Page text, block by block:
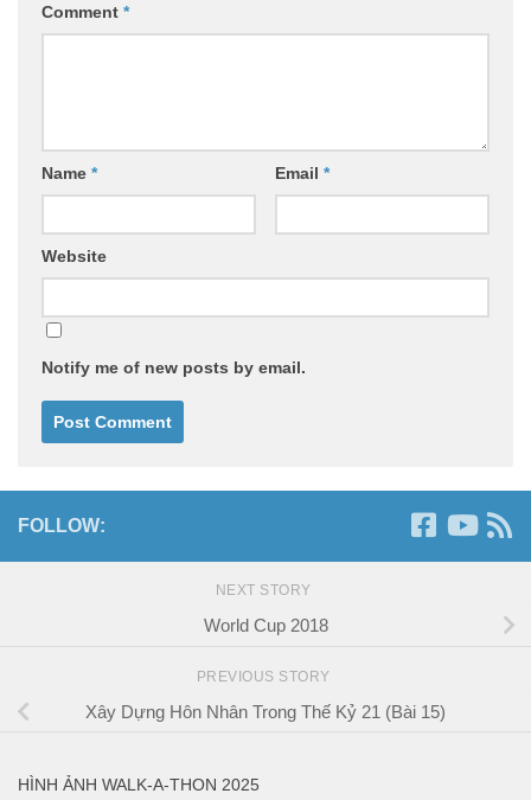
Comment *
Name * Email *
Website
Notify me of new posts by email.
FOLLOW:
NEXT STORY
World Cup 2018
PREVIOUS STORY
Xây Dựng Hôn Nhân Trong Thế Kỷ 21 (Bài 15)
HÌNH ẢNH WALK-A-THON 2025